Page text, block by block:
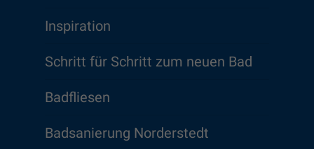
Inspiration
Schritt für Schritt zum neuen Bad
Badfliesen
Badsanierung Norderstedt